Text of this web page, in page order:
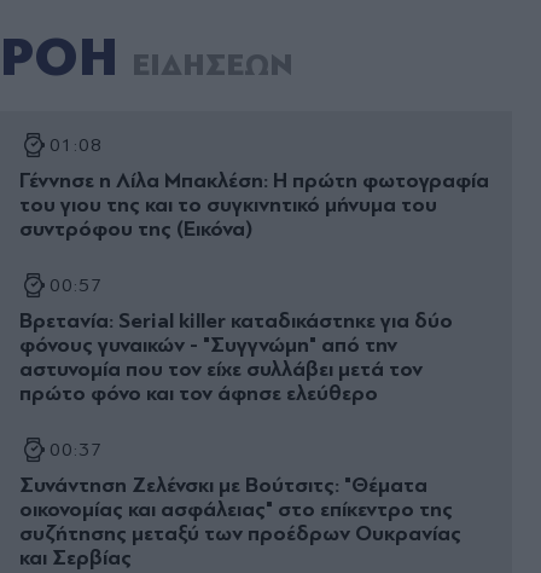
ΡΟΗ ΕΙΔΗΣΕΩΝ
01:08
Γέννησε η Λίλα Μπακλέση: Η πρώτη φωτογραφία
του γιου της και το συγκινητικό μήνυμα του
συντρόφου της (Εικόνα)
00:57
Βρετανία: Serial killer καταδικάστηκε για δύο
φόνους γυναικών - "Συγγνώμη" από την
αστυνομία που τον είχε συλλάβει μετά τον
πρώτο φόνο και τον άφησε ελεύθερο
00:37
Συνάντηση Ζελένσκι με Βούτσιτς: "Θέματα
οικονομίας και ασφάλειας" στο επίκεντρο της
συζήτησης μεταξύ των προέδρων Ουκρανίας
και Σερβίας